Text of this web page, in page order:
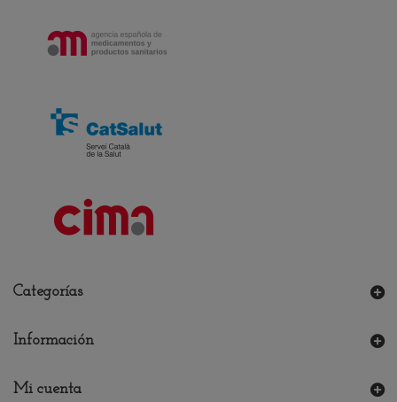
Categorías
Información
Mi cuenta